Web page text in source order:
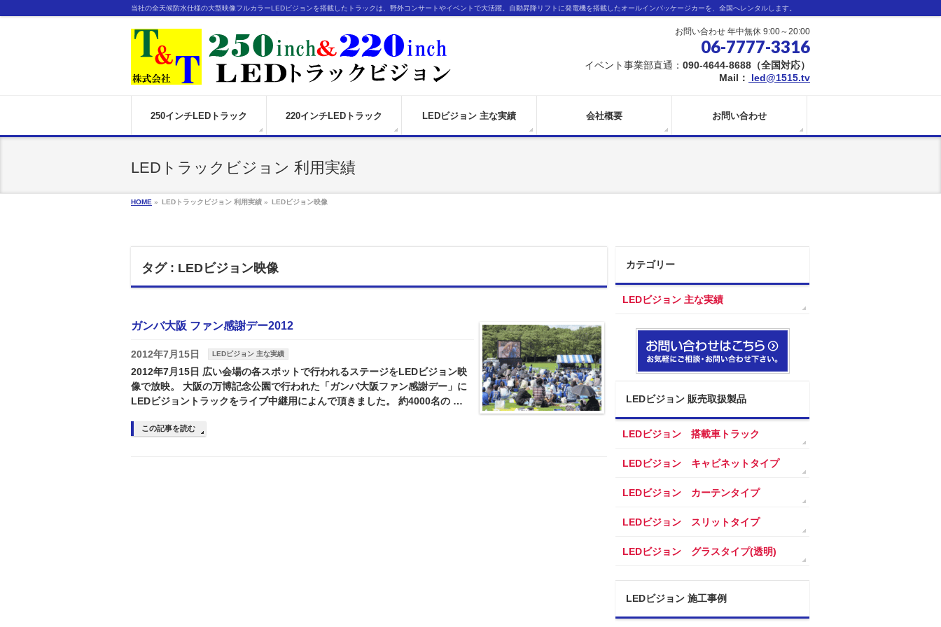
当社の全天候防水仕様の大型映像フルカラーLEDビジョンを搭載したトラックは、野外コンサートやイベントで大活躍。自動昇降リフトに発電機を搭載したオールインパッケージカーを、全国へレンタルします。
お問い合わせ 年中無休 9:00～20:00
06-7777-3316
イベント事業部直通： 090-4644-8688（全国対応）
Mail：
led@1515.tv
250インチLEDトラック 220インチLEDトラック LEDビジョン 主な実績 会社概要 お問い合わせ
LEDトラックビジョン 利用実績
HOME » LEDトラックビジョン 利用実績 » LEDビジョン映像
タグ : LEDビジョン映像
ガンバ大阪 ファン感謝デー2012
2012年7月15日 LEDビジョン 主な実績
2012年7月15日 広い会場の各スポットで行われるステージをLEDビジョン映
像で放映。 大阪の万博記念公園で行われた「ガンバ大阪ファン感謝デー」に
LEDビジョントラックをライブ中継用によんで頂きました。 約4000名の …
この記事を読む
カテゴリー
LEDビジョン 主な実績
LEDビジョン 販売取扱製品
LEDビジョン 搭載車トラック
LEDビジョン キャビネットタイプ
LEDビジョン カーテンタイプ
LEDビジョン スリットタイプ
LEDビジョン グラスタイプ(透明)
LEDビジョン 施工事例